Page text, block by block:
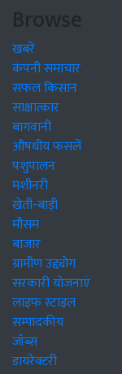
Browse
खबरें
कंपनी समाचार
सफल किसान
साक्षात्कार
बागवानी
औषधीय फसलें
पशुपालन
मशीनरी
खेती-बाड़ी
मौसम
बाजार
ग्रामीण उद्द्योग
सरकारी योजनाएं
लाइफ स्टाइल
सम्पादकीय
जॉब्स
डायरेक्टरी